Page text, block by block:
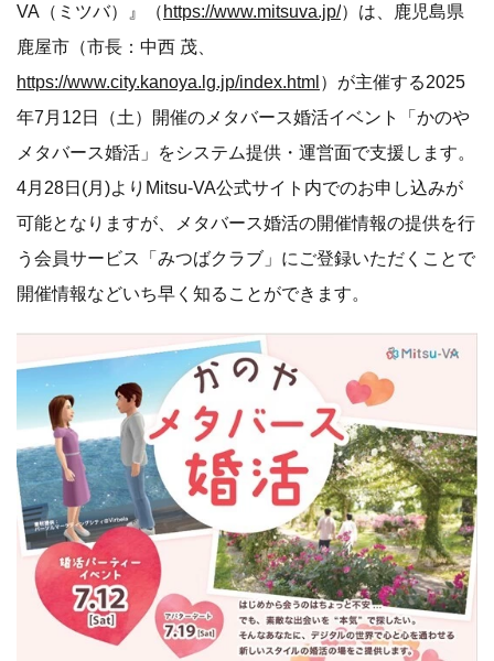
VA（ミツバ）』（ https://www.mitsuva.jp/）は、鹿児島県
鹿屋市（市長：中西 茂、
https://www.city.kanoya.lg.jp/index.html ）が主催する2025
年7月12日（土）開催のメタバース婚活イベント「かのや
メタバース婚活」をシステム提供・運営面で支援します。
4月28日(月)よりMitsu-VA公式サイト内でのお申し込みが
可能となりますが、メタバース婚活の開催情報の提供を行
う会員サービス「みつばクラブ」にご登録いただくことで
開催情報などいち早く知ることができます。